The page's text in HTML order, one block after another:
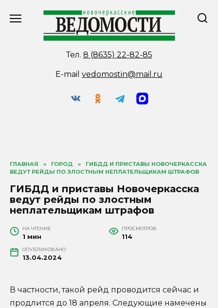
Тел. 8 (8635) 22-82-85
E-mail vedomostin@mail.ru
ГЛАВНАЯ » ГОРОД »
ГИБДД И ПРИСТАВЫ НОВОЧЕРКАССКА
ВЕДУТ РЕЙДЫ ПО ЗЛОСТНЫМ НЕПЛАТЕЛЬЩИКАМ ШТРАФОВ
ГИБДД и приставы Новочеркасска
ведут рейды по злостным
неплательщикам штрафов
НА ЧТЕНИЕ
1 мин
ПРОСМОТРОВ
114
ОПУБЛИКОВАНО
13.04.2024
В частности, такой рейд проводится сейчас и
продлится до 18 апреля. Следующие намечены